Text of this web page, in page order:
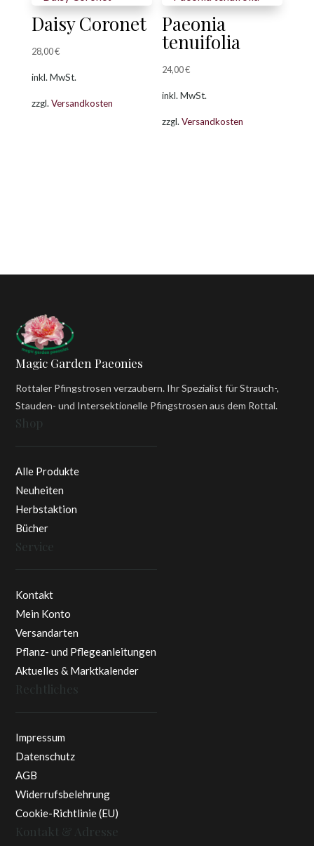
Daisy Coronet
28,00€
inkl. MwSt.
zzgl.Versandkosten
Paeonia
tenuifolia
24,00€
inkl. MwSt.
zzgl.Versandkosten
Magic Garden Paeonies
Rottaler Pfingstrosen verzaubern. Ihr Spezialist für Strauch-,
Stauden- und Intersektionelle Pfingstrosen aus dem Rottal.
Shop
Alle Produkte
Neuheiten
Herbstaktion
Bücher
Service
Kontakt
Mein Konto
Versandarten
Pflanz- und Pflegeanleitungen
Aktuelles & Marktkalender
Rechtliches
Impressum
Datenschutz
AGB
Widerrufsbelehrung
Cookie-Richtlinie (EU)
Kontakt & Adresse